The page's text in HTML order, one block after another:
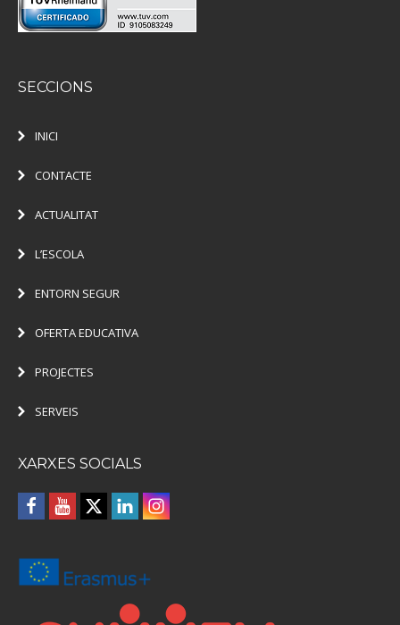
SECCIONS
INICI
CONTACTE
ACTUALITAT
L’ESCOLA
ENTORN SEGUR
OFERTA EDUCATIVA
PROJECTES
SERVEIS
XARXES SOCIALS